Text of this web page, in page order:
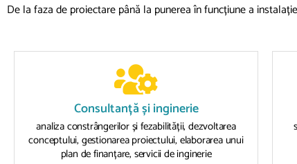
De la faza de proiectare până la punerea în funcțiune a
Consultanță și inginerie
analiza constrângerilor și fezabilității, dezvoltarea
conceptului, gestionarea proiectului, elaborarea unui
plan de finanțare, servicii de inginerie